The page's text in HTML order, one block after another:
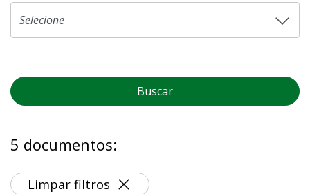
Buscar
5 documentos:
Limpar filtros